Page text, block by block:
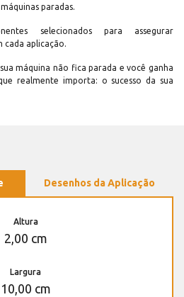
paradas.
selecionados para assegurar
cada aplicação.
máquina não fica parada e você ganha
realmente importa: o sucesso da sua
Desenhos da Aplicação
Altura
2,00 cm
Largura
10,00 cm